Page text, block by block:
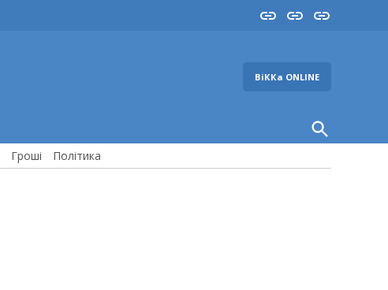
InstaYouTube
FB
ВіККа ONLINE
Open
Search
Гроші Політика